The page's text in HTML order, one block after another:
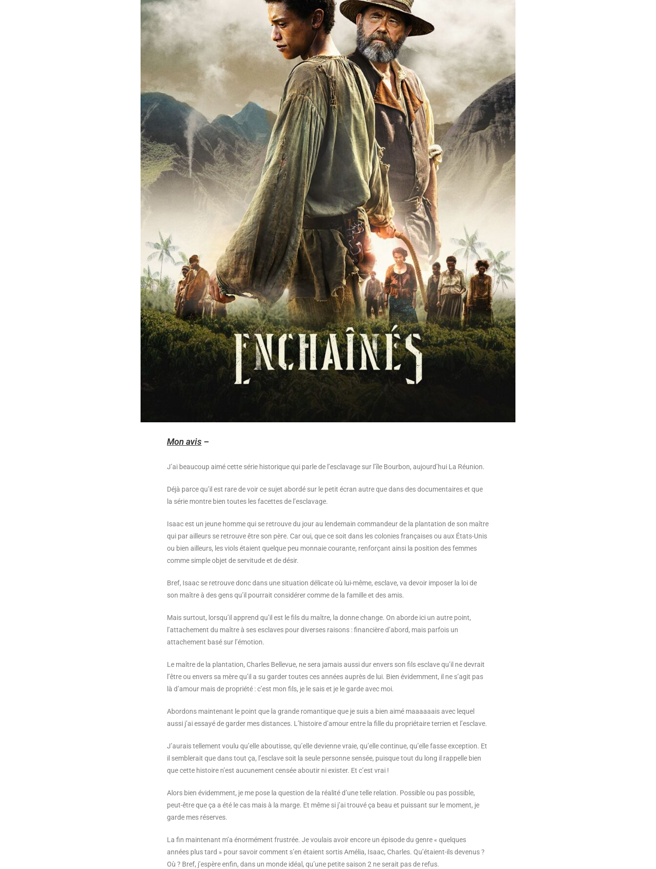
Mon avis –
J’ai beaucoup aimé cette série historique qui parle de l’esclavage sur l’île Bourbon, aujourd’hui La Réunion.
Déjà parce qu’il est rare de voir ce sujet abordé sur le petit écran autre que dans des documentaires et que
la série montre bien toutes les facettes de l’esclavage.
Isaac est un jeune homme qui se retrouve du jour au lendemain commandeur de la plantation de son maître
qui par ailleurs se retrouve être son père. Car oui, que ce soit dans les colonies françaises ou aux États-Unis
ou bien ailleurs, les viols étaient quelque peu monnaie courante, renforçant ainsi la position des femmes
comme simple objet de servitude et de désir.
Bref, Isaac se retrouve donc dans une situation délicate où lui-même, esclave, va devoir imposer la loi de
son maître à des gens qu’il pourrait considérer comme de la famille et des amis.
Mais surtout, lorsqu’il apprend qu’il est le fils du maître, la donne change. On aborde ici un autre point,
l’attachement du maître à ses esclaves pour diverses raisons : financière d’abord, mais parfois un
attachement basé sur l’émotion.
Le maître de la plantation, Charles Bellevue, ne sera jamais aussi dur envers son fils esclave qu’il ne devrait
l’être ou envers sa mère qu’il a su garder toutes ces années auprès de lui. Bien évidemment, il ne s’agit pas
là d’amour mais de propriété : c’est mon fils, je le sais et je le garde avec moi.
Abordons maintenant le point que la grande romantique que je suis a bien aimé maaaaaais avec lequel
aussi j’ai essayé de garder mes distances. L’histoire d’amour entre la fille du propriétaire terrien et l’esclave.
J’aurais tellement voulu qu’elle aboutisse, qu’elle devienne vraie, qu’elle continue, qu’elle fasse exception. Et
il semblerait que dans tout ça, l’esclave soit la seule personne sensée, puisque tout du long il rappelle bien
que cette histoire n’est aucunement censée aboutir ni exister. Et c’est vrai !
Alors bien évidemment, je me pose la question de la réalité d’une telle relation. Possible ou pas possible,
peut-être que ça a été le cas mais à la marge. Et même si j’ai trouvé ça beau et puissant sur le moment, je
garde mes réserves.
La fin maintenant m’a énormément frustrée. Je voulais avoir encore un épisode du genre « quelques
années plus tard » pour savoir comment s’en étaient sortis Amélia, Isaac, Charles. Qu’étaient-ils devenus ?
Où ? Bref, j’espère enfin, dans un monde idéal, qu’une petite saison 2 ne serait pas de refus.